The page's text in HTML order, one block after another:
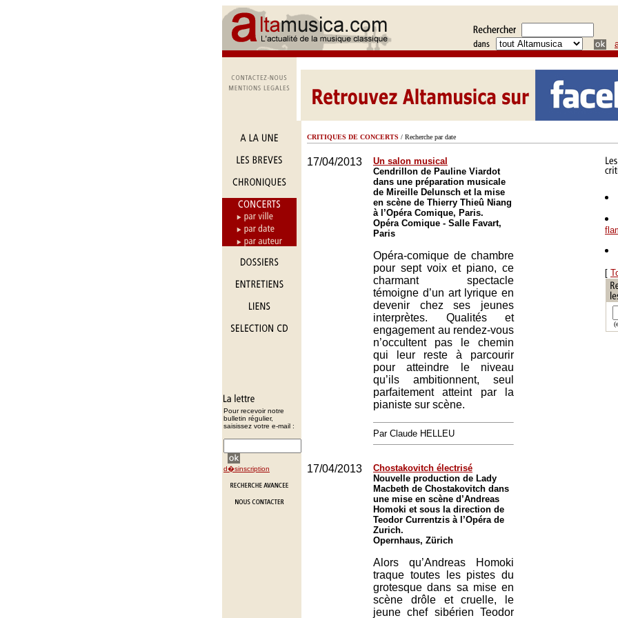
Pour recevoir notre
bulletin régulier,
saisissez votre e-mail :
d�sinscription
CRITIQUES DE CONCERTS / Recherche par date
17/04/2013
Un salon musical
Cendrillon de Pauline Viardot
dans une préparation musicale
de Mireille Delunsch et la mise
en scène de Thierry Thieû Niang
à l’Opéra Comique, Paris.
Opéra Comique - Salle Favart,
Paris
Opéra-comique de chambre
pour sept voix et piano, ce
charmant spectacle
témoigne d’un art lyrique en
devenir chez ses jeunes
interprètes. Qualités et
engagement au rendez-vous
n’occultent pas le chemin
qui leur reste à parcourir
pour atteindre le niveau
qu’ils ambitionnent, seul
parfaitement atteint par la
pianiste sur scène.
Par Claude HELLEU
17/04/2013
Chostakovitch électrisé
Nouvelle production de Lady
Macbeth de Chostakovitch dans
une mise en scène d’Andreas
Homoki et sous la direction de
Teodor Currentzis à l’Opéra de
Zurich.
Opernhaus, Zürich
Alors qu’Andreas Homoki
traque toutes les pistes du
grotesque dans sa mise en
scène drôle et cruelle, le
jeune chef sibérien Teodor
[